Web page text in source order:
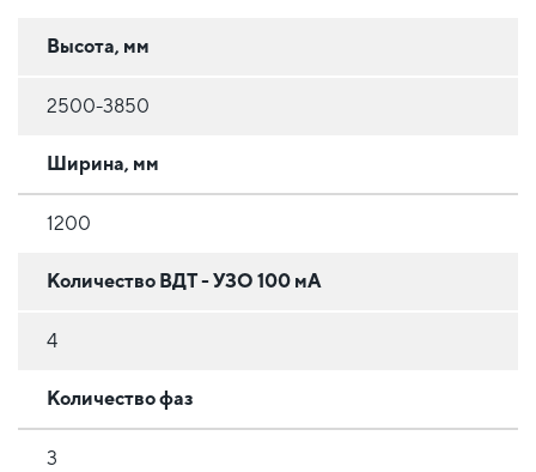
Высота, мм
2500-3850
Ширина, мм
1200
Количество ВДТ - УЗО 100 мА
4
Количество фаз
3